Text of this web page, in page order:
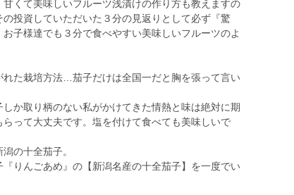
くて美味しいフルーツ浅漬けの作り方も教えますの
投資していただいた３分の見返りとして必ず『驚
子様達でも３分で食べやすい美味しいフルーツのよ
た栽培方法…茄子だけは全国一だと胸を張って言い
か取り柄のない私がかけてきた情熱と味は絶対に期
って大丈夫です。塩を付けて食べても美味しいで
の十全茄子。
りんごあめ』の【新潟名産の十全茄子】を一度でい